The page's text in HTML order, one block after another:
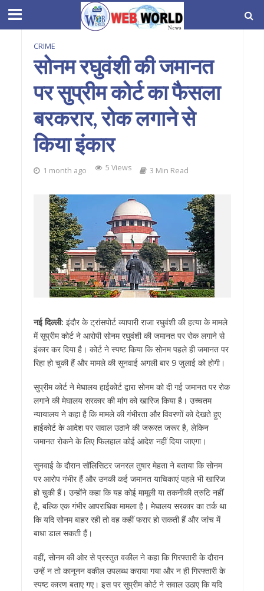
CRIME
सोनम रघुवंशी की जमानत
पर सुप्रीम कोर्ट का फैसला
बरकरार, रोक लगाने से
किया इंकार
1 month ago 5 Views 3 Min Read
नई दिल्ली: इंदौर के ट्रांसपोर्ट व्यापारी राजा रघुवंशी की हत्या के मामले
में सुप्रीम कोर्ट ने आरोपी सोनम रघुवंशी की जमानत पर रोक लगाने से
इंकार कर दिया है। कोर्ट ने स्पष्ट किया कि सोनम पहले ही जमानत पर
रिहा हो चुकी हैं और मामले की सुनवाई अगली बार 9 जुलाई को होगी।
सुप्रीम कोर्ट ने मेघालय हाईकोर्ट द्वारा सोनम को दी गई जमानत पर रोक
लगाने की मेघालय सरकार की मांग को खारिज किया है। उच्चतम
न्यायालय ने कहा है कि मामले की गंभीरता और विवरणों को देखते हुए
हाईकोर्ट के आदेश पर सवाल उठाने की जरूरत जरूर है, लेकिन
जमानत रोकने के लिए फिलहाल कोई आदेश नहीं दिया जाएगा।
सुनवाई के दौरान सॉलिसिटर जनरल तुषार मेहता ने बताया कि सोनम
पर आरोप गंभीर हैं और उनकी कई जमानत याचिकाएं पहले भी खारिज
हो चुकी हैं। उन्होंने कहा कि यह कोई मामूली या तकनीकी त्रुटि नहीं
है, बल्कि एक गंभीर आपराधिक मामला है। मेघालय सरकार का तर्क था
कि यदि सोनम बाहर रही तो वह कहीं फरार हो सकती हैं और जांच में
बाधा डाल सकती हैं।
वहीं, सोनम की ओर से प्रस्तुत वकील ने कहा कि गिरफ्तारी के दौरान
उन्हें न तो कानूनन वकील उपलब्ध कराया गया और न ही गिरफ्तारी के
स्पष्ट कारण बताए गए। इस पर सुप्रीम कोर्ट ने सवाल उठाए कि यदि